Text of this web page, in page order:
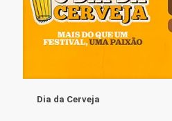
Dia da Cerveja